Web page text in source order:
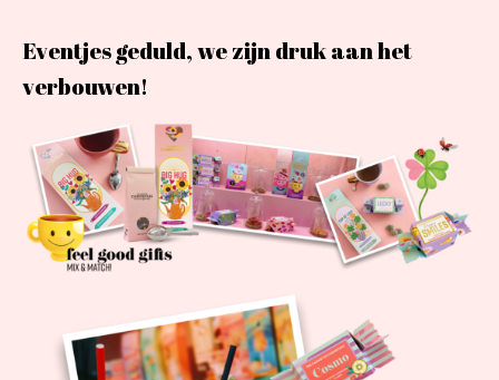
Eventjes geduld, we zijn druk aan het
verbouwen!